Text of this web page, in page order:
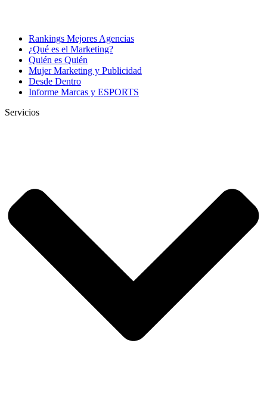
Rankings Mejores Agencias
¿Qué es el Marketing?
Quién es Quién
Mujer Marketing y Publicidad
Desde Dentro
Informe Marcas y ESPORTS
Servicios